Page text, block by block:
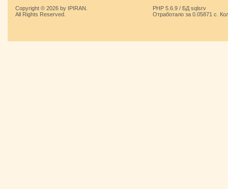
Copyright © 2026 by IPIRAN.
All Rights Reserved.
PHP 5.6.9 / БД sqlsrv
Отработало за 0.05871 с.